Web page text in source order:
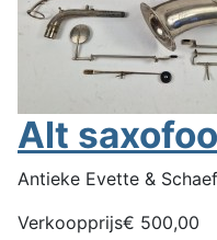
Alt
Antieke Evette &
Verkoopprijs€ 500,00